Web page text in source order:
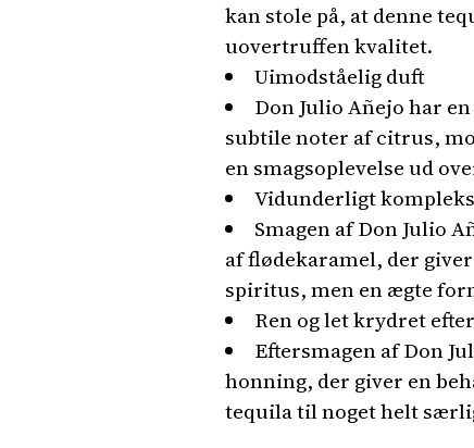
kan stole på, at denne
uovertruffen kvalitet.
Uimodståelig duft
Don Julio Añejo har
subtile noter af citrus,
en smagsoplevelse ud
Vidunderligt
Smagen af Don Julio
af flødekaramel, der
spiritus, men en ægte
Ren og let krydret
Eftersmagen af Don
honning, der giver en
tequila til noget helt